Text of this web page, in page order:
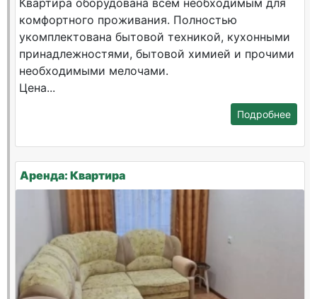
Квартира оборудована всем необходимым для
комфортного проживания. Полностью
укомплектована бытовой техникой, кухонными
принадлежностями, бытовой химией и прочими
необходимыми мелочами.
Цена...
Подробнее
Аренда: Квартира